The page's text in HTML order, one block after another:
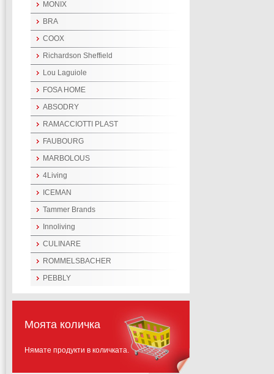
MONIX
BRA
COOX
Richardson Sheffield
Lou Laguiole
FOSA HOME
ABSODRY
RAMACCIOTTI PLAST
FAUBOURG
MARBOLOUS
4Living
ICEMAN
Tammer Brands
Innoliving
CULINARE
ROMMELSBACHER
PEBBLY
Моята количка
Нямате продукти в количката.